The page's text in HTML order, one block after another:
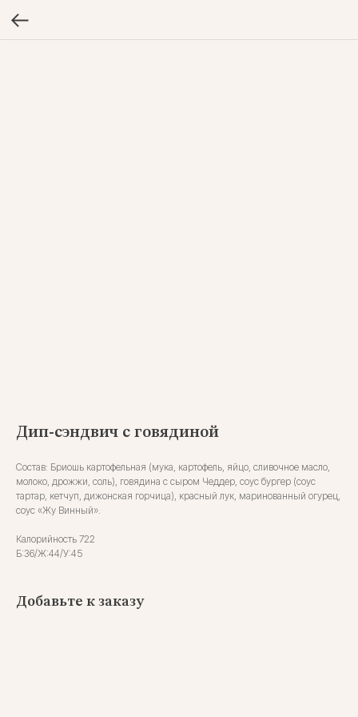
Дип-сэндвич с говядиной
Состав: Бриошь картофельная (мука, картофель, яйцо, сливочное масло,
молоко, дрожжи, соль), говядина с сыром Чеддер, соус бургер (соус
тартар, кетчуп, дижонская горчица), красный лук, маринованный огурец,
соус «Жу Винный».
Калорийность 722
Б:36/Ж:44/У:45
Добавьте к заказу